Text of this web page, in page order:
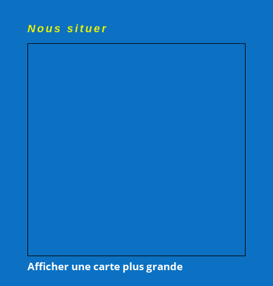
Nous situer
Afficher une carte plus grande